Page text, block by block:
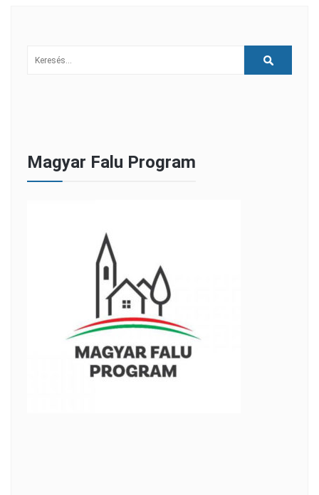
Magyar Falu Program